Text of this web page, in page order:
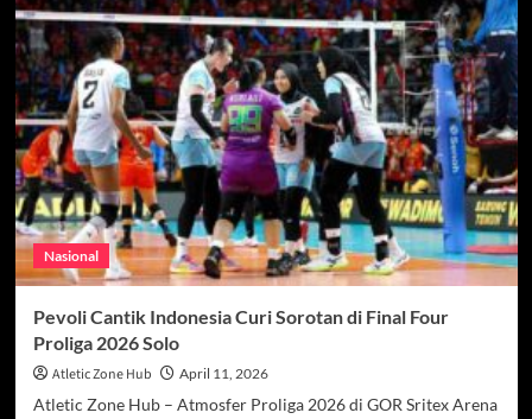
AFF
Futsal
2026,
Duel
Sempurna
Indonesia
vs
Thailand
yang
Sarat
Tekanan
dan
Ambisi
Nasional
Pevoli Cantik Indonesia Curi Sorotan di Final Four
Proliga 2026 Solo
Atletic Zone Hub April 11, 2026
Atletic Zone Hub – Atmosfer Proliga 2026 di GOR Sritex Arena